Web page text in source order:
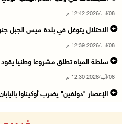
08/آب/2026 12:42 م
الاحتلال يتوغل في بلدة ميس الجبل
08/آب/2026 12:39 م
سلطة المياه تطلق مشروعا وطنيا
08/آب/2026 12:30 م
الإعصار "دولفين" يضرب أوكيناوا